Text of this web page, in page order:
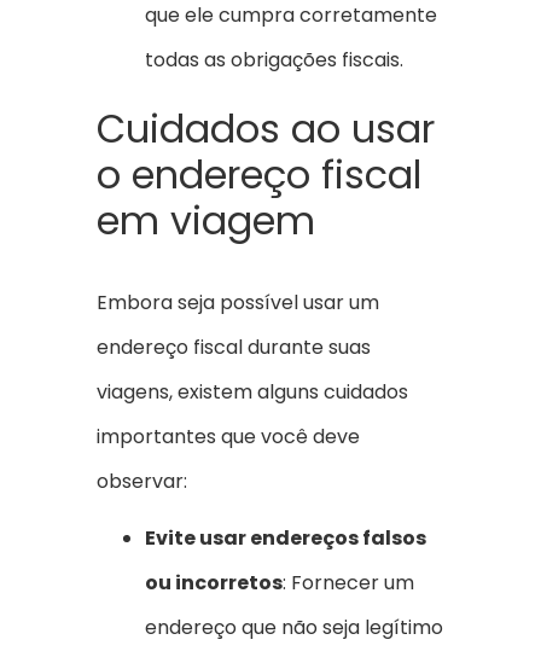
que ele cumpra corretamente
todas as obrigações fiscais.
Cuidados ao usar
o endereço fiscal
em viagem
Embora seja possível usar um
endereço fiscal durante suas
viagens, existem alguns cuidados
importantes que você deve
observar:
Evite usar endereços falsos
ou incorretos: Fornecer um
endereço que não seja legítimo